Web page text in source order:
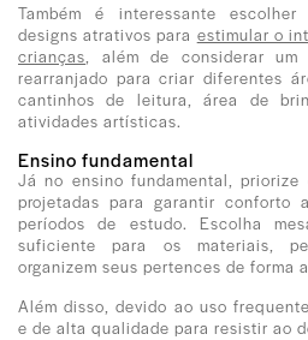
Também é interessante
designs atrativos para estimular o
crianças, além de considerar um
rearranjado para criar diferentes
cantinhos de leitura, área de
atividades artísticas.
Ensino fundamental
Já no ensino fundamental, priorize
projetadas para garantir conforto
períodos de estudo. Escolha
suficiente para os materiais,
organizem seus pertences de forma
Além disso, devido ao uso
e de alta qualidade para resistir ao